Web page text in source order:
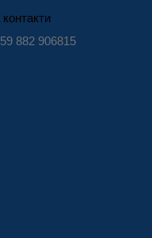
контакти
882 906815